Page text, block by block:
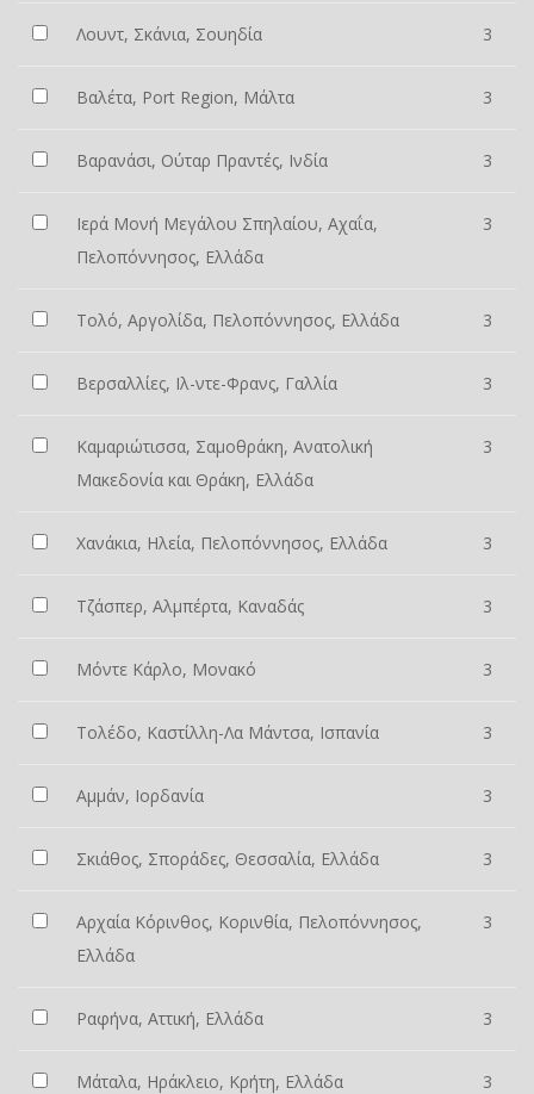
Λουντ, Σκάνια, Σουηδία 3
Βαλέτα, Port Region, Μάλτα 3
Βαρανάσι, Ούταρ Πραντές, Ινδία 3
Ιερά Μονή Μεγάλου Σπηλαίου, Αχαΐα,
Πελοπόννησος, Ελλάδα
3
Τολό, Αργολίδα, Πελοπόννησος, Ελλάδα 3
Βερσαλλίες, Ιλ-ντε-Φρανς, Γαλλία 3
Καμαριώτισσα, Σαμοθράκη, Ανατολική
Μακεδονία και Θράκη, Ελλάδα
3
Χανάκια, Ηλεία, Πελοπόννησος, Ελλάδα 3
Τζάσπερ, Αλμπέρτα, Καναδάς 3
Μόντε Κάρλο, Μονακό 3
Τολέδο, Καστίλλη-Λα Μάντσα, Ισπανία 3
Αμμάν, Ιορδανία 3
Σκιάθος, Σποράδες, Θεσσαλία, Ελλάδα 3
Αρχαία Κόρινθος, Κορινθία, Πελοπόννησος,
Ελλάδα
3
Ραφήνα, Αττική, Ελλάδα 3
Μάταλα, Ηράκλειο, Κρήτη, Ελλάδα 3